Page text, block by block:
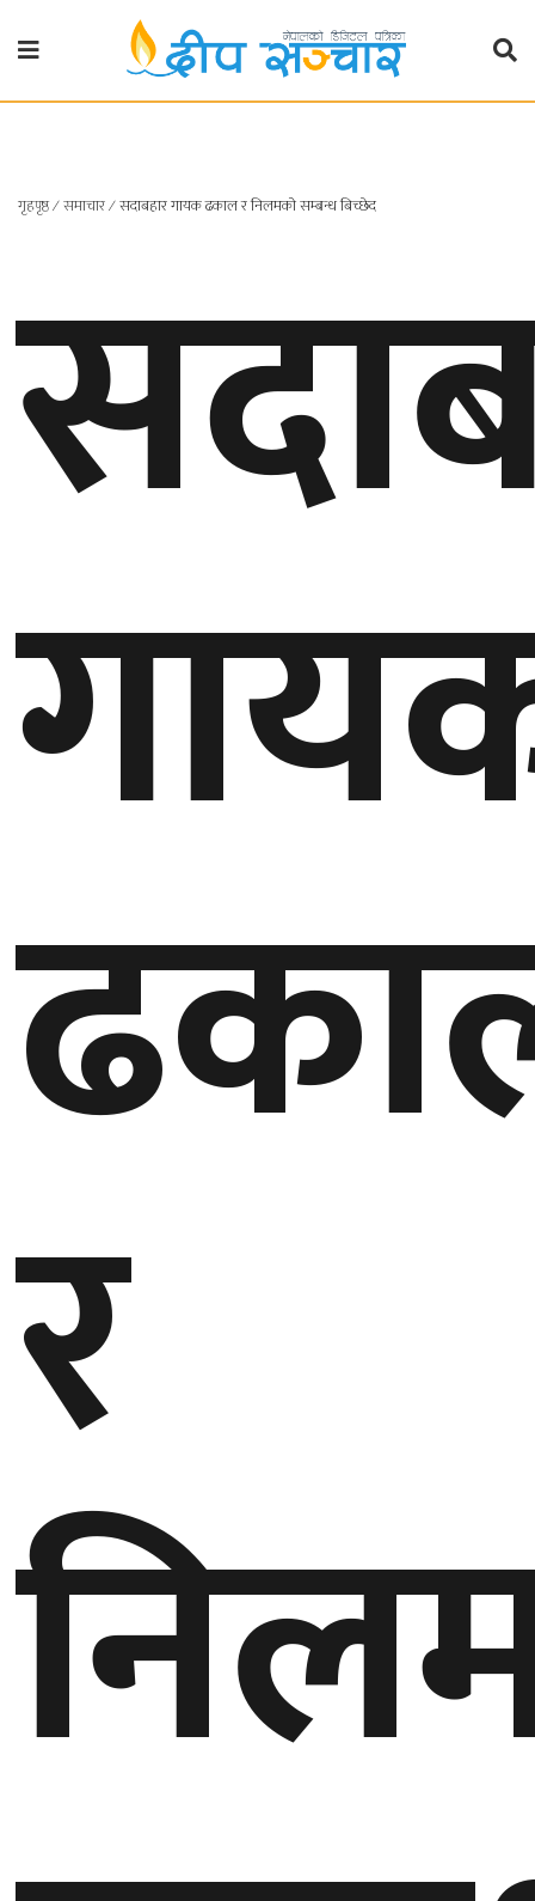
गृहपृष्ठ
प्रदेश
१
प्रदेश
२
बाग्मती
प्रदेश
५
कर्णाली
प्रदेश
विचार
मनाेरञ्जन
खेलकुद
कला/
ग्लोबल
गल्फ
एसिया
यूरोप
गृहपृष्ठ∕समाचार∕सदाबहार गायक ढकाल र निलमको सम्बन्ध बिच्छेद
र